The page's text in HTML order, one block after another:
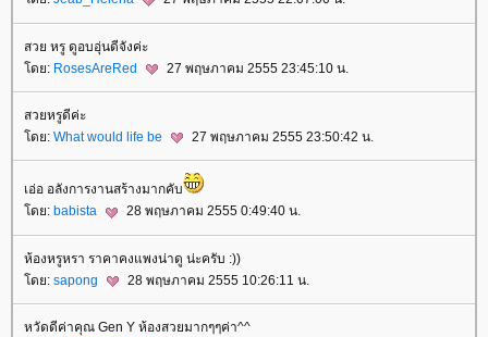
สวย หรู ดูอบอุ่นดีจังค่ะ
ดย: RosesAreRed 27 พฤษภาคม 2555 23:45:10 น.
สวยหรูดีค่ะ
ดย: What would life be 27 พฤษภาคม 2555 23:50:42 น.
เอ่อ อลังการงานสร้างมากคับ
ดย: babista 28 พฤษภาคม 2555 0:49:40 น.
ห้องหรูหรา ราคาคงแพงน่าดู น่ะครับ :))
ดย: sapong 28 พฤษภาคม 2555 10:26:11 น.
หวัดดีค่าคุณ Gen Y ห้องสวยมากๆๆค่า^^